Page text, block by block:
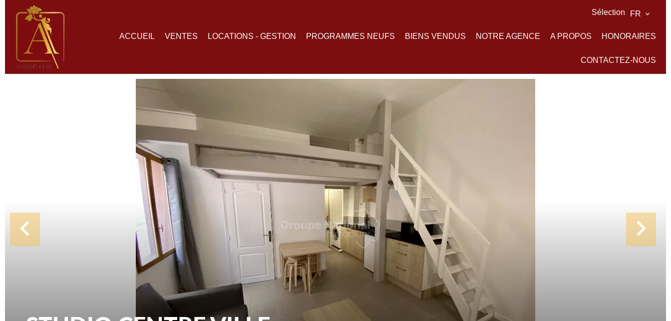
Sélection FR
ACCUEIL VENTES LOCATIONS - GESTION PROGRAMMES NEUFS BIENS VENDUS NOTRE AGENCE A PROPOS HONORAIRES
CONTACTEZ-NOUS